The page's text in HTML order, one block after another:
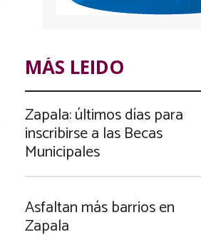
MÁS LEIDO
Zapala: últimos días para
inscribirse a las Becas
Municipales
Asfaltan más barrios en
Zapala